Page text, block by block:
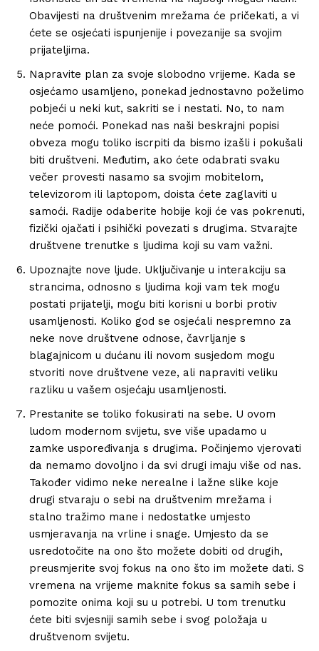
Obavijesti na društvenim mrežama će pričekati, a vi
ćete se osjećati ispunjenije i povezanije sa svojim
prijateljima.
Napravite plan za svoje slobodno vrijeme. Kada se
osjećamo usamljeno, ponekad jednostavno poželimo
pobjeći u neki kut, sakriti se i nestati. No, to nam
neće pomoći. Ponekad nas naši beskrajni popisi
obveza mogu toliko iscrpiti da bismo izašli i pokušali
biti društveni. Međutim, ako ćete odabrati svaku
večer provesti nasamo sa svojim mobitelom,
televizorom ili laptopom, doista ćete zaglaviti u
samoći. Radije odaberite hobije koji će vas pokrenuti,
fizički ojačati i psihički povezati s drugima. Stvarajte
društvene trenutke s ljudima koji su vam važni.
Upoznajte nove ljude. Uključivanje u interakciju sa
strancima, odnosno s ljudima koji vam tek mogu
postati prijatelji, mogu biti korisni u borbi protiv
usamljenosti. Koliko god se osjećali nespremno za
neke nove društvene odnose, čavrljanje s
blagajnicom u dućanu ili novom susjedom mogu
stvoriti nove društvene veze, ali napraviti veliku
razliku u vašem osjećaju usamljenosti.
Prestanite se toliko fokusirati na sebe. U ovom
ludom modernom svijetu, sve više upadamo u
zamke uspoređivanja s drugima. Počinjemo vjerovati
da nemamo dovoljno i da svi drugi imaju više od nas.
Također vidimo neke nerealne i lažne slike koje
drugi stvaraju o sebi na društvenim mrežama i
stalno tražimo mane i nedostatke umjesto
usmjeravanja na vrline i snage. Umjesto da se
usredotočite na ono što možete dobiti od drugih,
preusmjerite svoj fokus na ono što im možete dati. S
vremena na vrijeme maknite fokus sa samih sebe i
pomozite onima koji su u potrebi. U tom trenutku
ćete biti svjesniji samih sebe i svog položaja u
društvenom svijetu.